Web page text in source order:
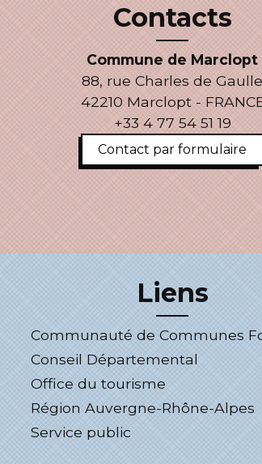
Contacts
Commune de Marclopt
88, rue Charles de Gaulle
42210 Marclopt -
+33 4 77 54 51 19
Contact par formulaire
Liens
Communauté de Communes
Conseil Départemental
Office du tourisme
Région Auvergne-Rhône-Alpes
Service public